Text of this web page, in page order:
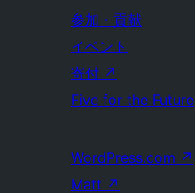
参加・貢献
イベント
寄付 ↗
Five for the Future
WordPress.com ↗
Matt ↗